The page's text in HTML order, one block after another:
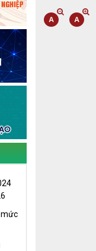
Gạo sạch Thăng
mức